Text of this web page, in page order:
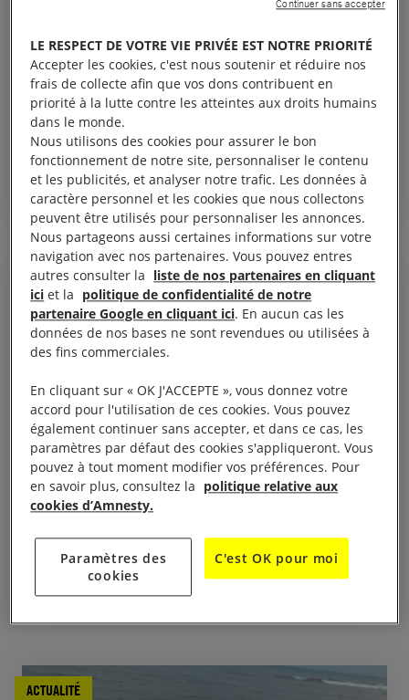
30 août, 2023
Burundi : De nouveaux appels à la libération
d’une journaliste, un an après son arrestation
BURUNDI LIBERTÉ D'EXPRESSION
COMMUNIQUÉ DE PRESSE
13 mars, 2023
Burundi : Libérez cinq défenseurs des droits
humains
BURUNDI
ACTUALITÉ
LE RESPECT DE VOTRE VIE PRIVÉE EST NOTRE PRIORITÉ
Accepter les cookies, c'est nous soutenir et réduire nos
frais de collecte afin que vos dons contribuent en
priorité à la lutte contre les atteintes aux droits humains
dans le monde.
Nous utilisons des cookies pour assurer le bon
fonctionnement de notre site, personnaliser le contenu
et les publicités, et analyser notre trafic. Les données à
caractère personnel et les cookies que nous collectons
peuvent être utilisés pour personnaliser les annonces.
Nous partageons aussi certaines informations sur votre
navigation avec nos partenaires. Vous pouvez entres
autres consulter la liste de nos partenaires en cliquant
ici et la politique de confidentialité de notre
partenaire Google en cliquant ici. En aucun cas les
données de nos bases ne sont revendues ou utilisées à
des fins commerciales.
En cliquant sur « OK J'ACCEPTE », vous donnez votre
accord pour l'utilisation de ces cookies. Vous pouvez
également continuer sans accepter, et dans ce cas, les
paramètres par défaut des cookies s'appliqueront. Vous
pouvez à tout moment modifier vos préférences. Pour
en savoir plus, consultez la politique relative aux
cookies d’Amnesty.
Paramètres des
cookies
C'est OK pour moi
Continuer sans accepter